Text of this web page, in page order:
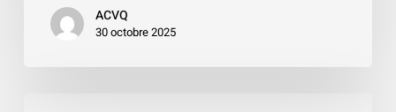
TROPHÉES
ACVQ
ACVQ
30 octobre 2025